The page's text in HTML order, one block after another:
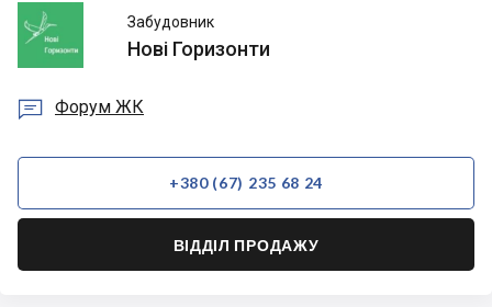
Нові
Горизонти
Забудовник
Нові Горизонти
 Форум ЖК
+380 (67) 235 68 24
ВІДДІЛ ПРОДАЖУ